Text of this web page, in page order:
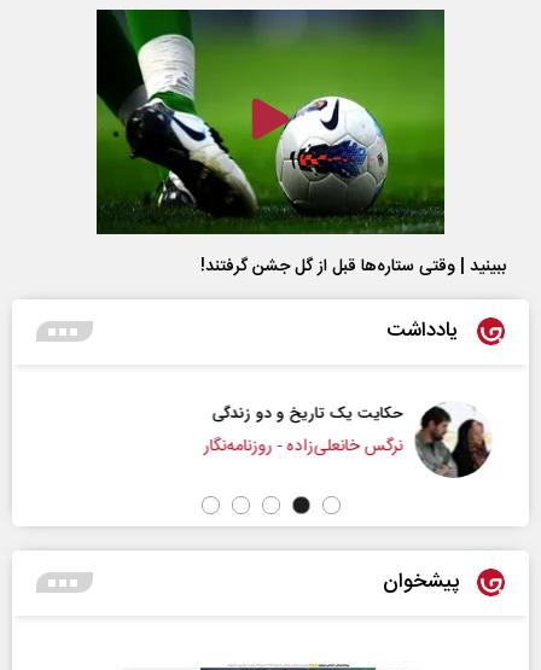
ببینید | وقتی ستاره‌ها قبل از گل جشن گرفتند!
یادداشت
حکایت یک تاریخ و دو زندگی
نرگس خانعلی‌زاده - روزنامه‌نگار
پیشخوان